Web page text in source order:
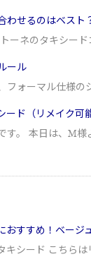
わせるのはベスト
ーネのタキシー
ール
フォーマル仕様
ード（リメイク可
す。 本日は、M
おすすめ！ベージ
キシード こちら